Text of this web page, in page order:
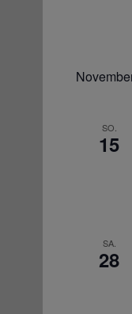
SO.
15
SA.
28